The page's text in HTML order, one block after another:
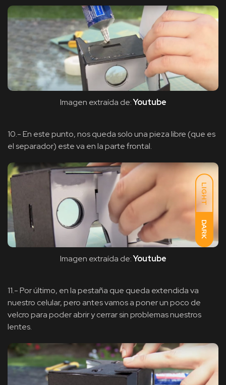
LIGHT
DARK
Imagen extraída de:Youtube
10.- En este punto, nos queda solo una pieza libre (que es
el separador) este va en la parte frontal.
Imagen extraída de:Youtube
11.- Por último, en la pestaña que queda extendida va
nuestro celular, pero antes vamos a poner un poco de
velcro para poder abrir y cerrar sin problemas nuestros
lentes.